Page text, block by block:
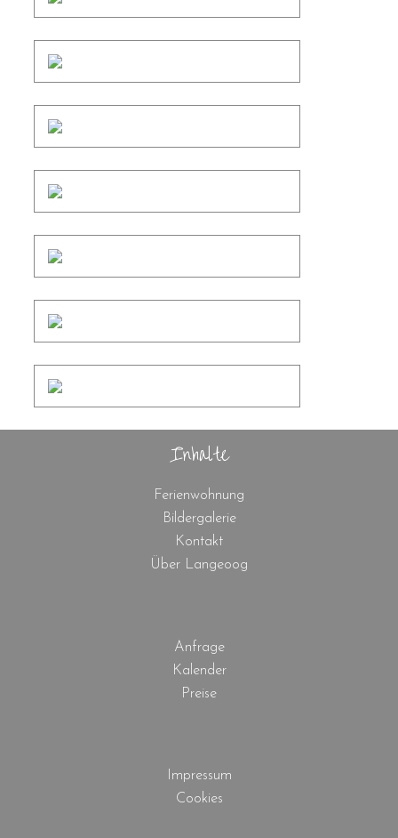
Inhalte
Ferienwohnung
Bildergalerie
Kontakt
Über Langeoog
Anfrage
Kalender
Preise
Impressum
Cookies